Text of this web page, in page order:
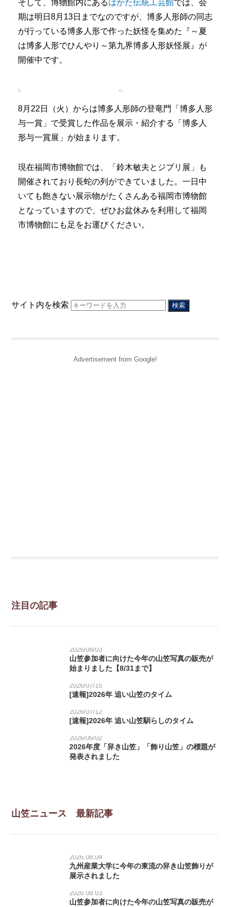
そして、博物館内にあるはかた伝統工芸館では、会
期は明日8月13日までなのですが、博多人形師の同志
が行っている博多人形で作った妖怪を集めた『～夏
は博多人形でひんやり～第九界博多人形妖怪展』が
開催中です。
8月22日（火）からは博多人形師の登竜門「博多人形
与一賞」で受賞した作品を展示・紹介する「博多人
形与一賞展」が始まります。
現在福岡市博物館では、「鈴木敏夫とジブリ展」も
開催されており長蛇の列ができていました。一日中
いても飽きない展示物がたくさんある福岡市博物館
となっていますので、ぜひお盆休みを利用して福岡
市博物館にも足をお運びください。
サイト内を検索
注目の記事
2026/08/03
山笠参加者に向けた今年の山笠写真の販売が
始まりました【8/31まで】
2026/07/15
[速報]2026年 追い山笠のタイム
2026/07/12
[速報]2026年 追い山笠馴らしのタイム
2026/06/02
2026年度「舁き山笠」「飾り山笠」の標題が
発表されました
山笠ニュース 最新記事
2026.08.04
九州産業大学に今年の東流の舁き山笠飾りが
展示されました
2026.08.03
山笠参加者に向けた今年の山笠写真の販売が